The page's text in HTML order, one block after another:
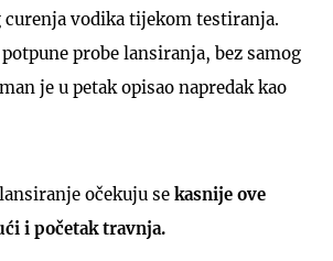
curenja vodika tijekom testiranja.
probe lansiranja, bez samog
je u petak opisao napredak kao
očekuju se kasnije ove
i početak travnja.